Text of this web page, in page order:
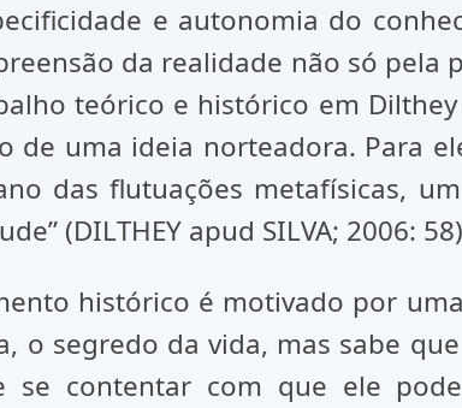
e autonomia do
da realidade não só
teórico e histórico em
de uma ideia norteadora. Para
das flutuações metafísicas,
(DILTHEY apud SILVA; 2006:
histórico é motivado por
o segredo da vida, mas sabe
contentar com que ele